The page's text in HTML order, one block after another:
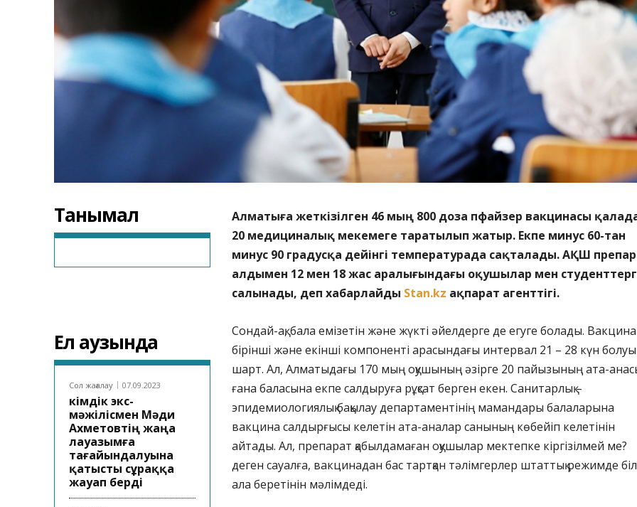
Танымал
Ел аузында
Сол жағалау 07.09.2023
Әкімдік экс-
мәжілісмен Мәди
Ахметовтің жаңа
лауазымға
тағайындалуына
қатысты сұраққа
жауап берді
Алматыға жеткізілген 46 мың 800 доза пфайзер вакцинасы
20 медициналық мекемеге таратылып жатыр. Екпе минус 60-тан
минус 90 градусқа дейінгі температурада сақталады. АҚШ
алдымен 12 мен 18 жас аралығындағы оқушылар мен
салынады, деп хабарлайды Stan.kz ақпарат агенттігі.
Сондай-ақ, бала емізетін және жүкті әйелдерге де егуге болады.
бірінші және екінші компоненті арасындағы интервал 21 – 28 күн болуы
шарт. Ал, Алматыдағы 170 мың оқушының әзірге 20 пайызының ата-
ғана баласына екпе салдыруға рұқсат берген екен. Санитарлық –
эпидемиологиялық бақылау департаментінің мамандары балаларына
вакцина салдырғысы келетін ата-аналар санының көбейіп келетінін
айтады. Ал, препарат қабылдамаған оқушылар мектепке кіргізілмей ме?
деген сауалға, вакцинадан бас тартқан тәлімгерлер штаттық режимде
ала беретінін мәлімдеді.